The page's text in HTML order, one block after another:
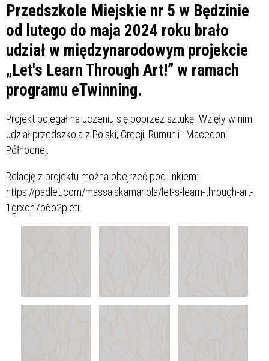
Przedszkole Miejskie nr 5 w Będzinie
od lutego do maja 2024 roku brało
udział w międzynarodowym projekcie
„Let's Learn Through Art!” w ramach
programu eTwinning.
Projekt polegał na uczeniu się poprzez sztukę. Wzięły w nim
udział przedszkola z Polski, Grecji, Rumunii i Macedonii
Północnej.
Relację z projektu można obejrzeć pod linkiem:
https://padlet.com/massalskamariola/let-s-learn-through-art-
1grxqh7p6o2pieti